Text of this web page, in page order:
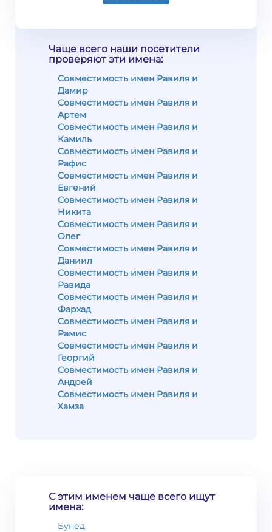
Чаще всего наши посетители
проверяют эти имена:
Совместимость имен Равиля и
Дамир
Совместимость имен Равиля и
Артем
Совместимость имен Равиля и
Камиль
Совместимость имен Равиля и
Рафис
Совместимость имен Равиля и
Евгений
Совместимость имен Равиля и
Никита
Совместимость имен Равиля и
Олег
Совместимость имен Равиля и
Даниил
Совместимость имен Равиля и
Равида
Совместимость имен Равиля и
Фархад
Совместимость имен Равиля и
Рамис
Совместимость имен Равиля и
Георгий
Совместимость имен Равиля и
Андрей
Совместимость имен Равиля и
Хамза
С этим именем чаще всего ищут
имена:
Бунед